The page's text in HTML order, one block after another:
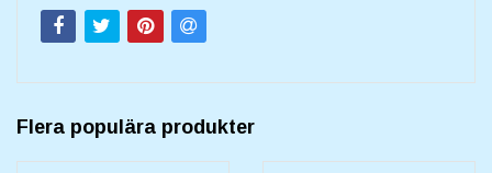
Flera populära produkter